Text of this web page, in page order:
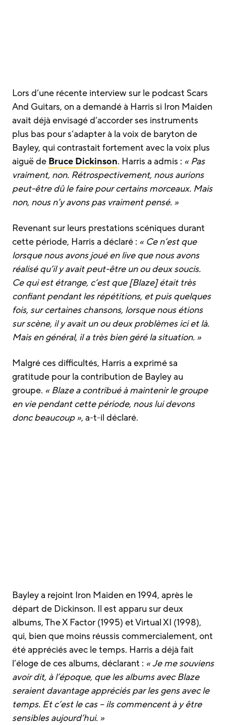
Lors d’une récente interview sur le podcast Scars
And Guitars, on a demandé à Harris si Iron Maiden
avait déjà envisagé d’accorder ses instruments
plus bas pour s’adapter à la voix de baryton de
Bayley, qui contrastait fortement avec la voix plus
aiguë de Bruce Dickinson. Harris a admis : « Pas
vraiment, non. Rétrospectivement, nous aurions
peut-être dû le faire pour certains morceaux. Mais
non, nous n’y avons pas vraiment pensé. »
Revenant sur leurs prestations scéniques durant
cette période, Harris a déclaré : « Ce n’est que
lorsque nous avons joué en live que nous avons
réalisé qu’il y avait peut-être un ou deux soucis.
Ce qui est étrange, c’est que [Blaze] était très
confiant pendant les répétitions, et puis quelques
fois, sur certaines chansons, lorsque nous étions
sur scène, il y avait un ou deux problèmes ici et là.
Mais en général, il a très bien géré la situation. »
Malgré ces difficultés, Harris a exprimé sa
gratitude pour la contribution de Bayley au
groupe. « Blaze a contribué à maintenir le groupe
en vie pendant cette période, nous lui devons
donc beaucoup », a-t-il déclaré.
Bayley a rejoint Iron Maiden en 1994, après le
départ de Dickinson. Il est apparu sur deux
albums, The X Factor (1995) et Virtual XI (1998),
qui, bien que moins réussis commercialement, ont
été appréciés avec le temps. Harris a déjà fait
l’éloge de ces albums, déclarant : « Je me souviens
avoir dit, à l’époque, que les albums avec Blaze
seraient davantage appréciés par les gens avec le
temps. Et c’est le cas – ils commencent à y être
sensibles aujourd’hui. »